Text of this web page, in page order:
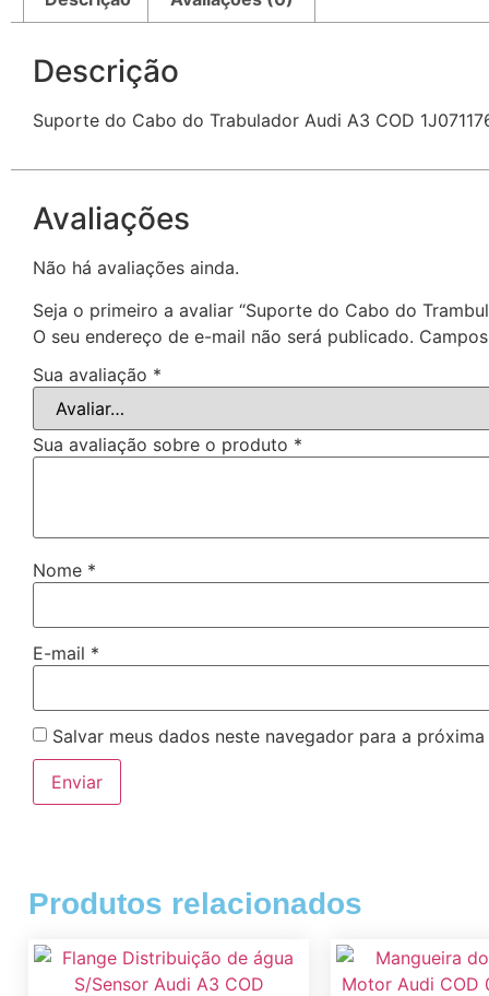
Descrição
Suporte do Cabo do Trabulador Audi A3 COD
Avaliações
Não há avaliações ainda.
Seja o primeiro a avaliar “Suporte do Cabo do
O seu endereço de e-mail não será publicado.
Sua avaliação *
Sua avaliação sobre o produto *
Nome *
E-mail *
Salvar meus dados neste navegador para a
Produtos relacionados